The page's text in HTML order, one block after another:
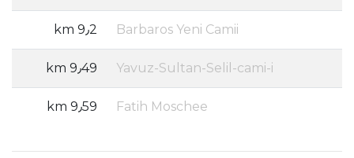
Barbaros Yeni Camii 9٫2 km
Yavuz-Sultan-Selil-cami-i 9٫49 km
Fatih Moschee 9٫59 km